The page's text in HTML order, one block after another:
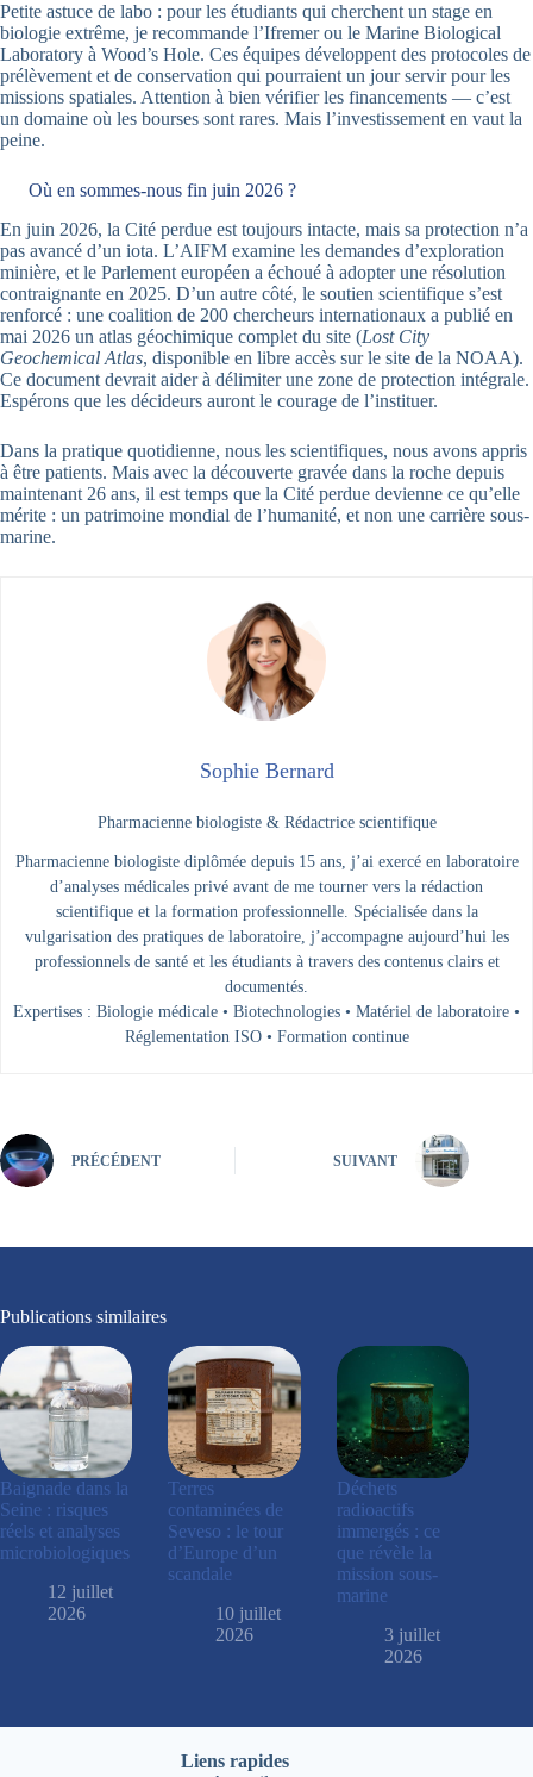
Petite astuce de labo : pour les étudiants qui cherchent un stage en
biologie extrême, je recommande l’Ifremer ou le Marine Biological
Laboratory à Wood’s Hole. Ces équipes développent des protocoles de
prélèvement et de conservation qui pourraient un jour servir pour les
missions spatiales. Attention à bien vérifier les financements — c’est
un domaine où les bourses sont rares. Mais l’investissement en vaut la
peine.
Où en sommes-nous fin juin 2026 ?
En juin 2026, la Cité perdue est toujours intacte, mais sa protection n’a
pas avancé d’un iota. L’AIFM examine les demandes d’exploration
minière, et le Parlement européen a échoué à adopter une résolution
contraignante en 2025. D’un autre côté, le soutien scientifique s’est
renforcé : une coalition de 200 chercheurs internationaux a publié en
mai 2026 un atlas géochimique complet du site (Lost City
Geochemical Atlas, disponible en libre accès sur le site de la NOAA).
Ce document devrait aider à délimiter une zone de protection intégrale.
Espérons que les décideurs auront le courage de l’instituer.
Dans la pratique quotidienne, nous les scientifiques, nous avons appris
à être patients. Mais avec la découverte gravée dans la roche depuis
maintenant 26 ans, il est temps que la Cité perdue devienne ce qu’elle
mérite : un patrimoine mondial de l’humanité, et non une carrière sous-
marine.
Sophie Bernard
Pharmacienne biologiste & Rédactrice scientifique
Pharmacienne biologiste diplômée depuis 15 ans, j’ai exercé en laboratoire
d’analyses médicales privé avant de me tourner vers la rédaction
scientifique et la formation professionnelle. Spécialisée dans la
vulgarisation des pratiques de laboratoire, j’accompagne aujourd’hui les
professionnels de santé et les étudiants à travers des contenus clairs et
documentés.
Expertises : Biologie médicale • Biotechnologies • Matériel de laboratoire •
Réglementation ISO • Formation continue
PRÉCÉDENT SUIVANT
Publications similaires
Baignade dans la
Seine : risques
réels et analyses
microbiologiques
12 juillet
2026
Terres
contaminées de
Seveso : le tour
d’Europe d’un
scandale
10 juillet
2026
Déchets
radioactifs
immergés : ce
que révèle la
mission sous-
marine
3 juillet
2026
Liens rapides